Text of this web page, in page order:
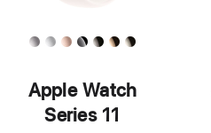
Apple Watch
Series 11